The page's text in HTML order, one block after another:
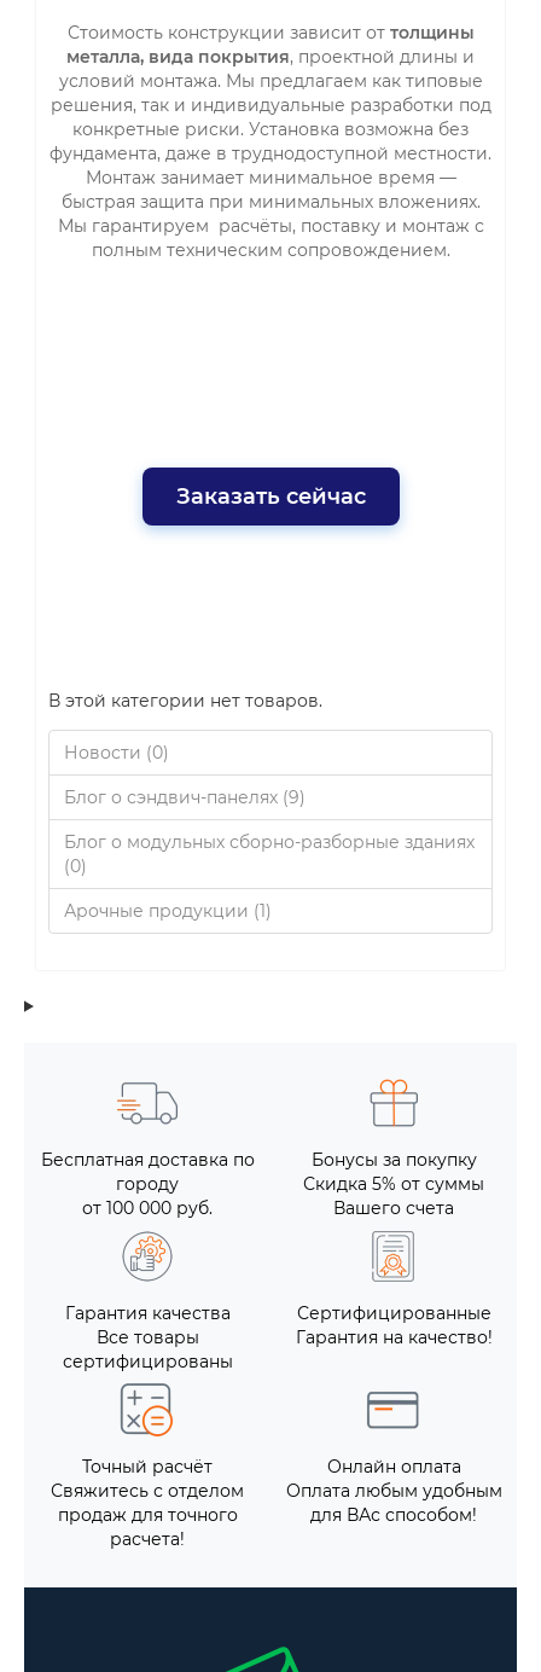
Стоимость конструкции зависит от толщины
металла, вида покрытия, проектной длины и
условий монтажа. Мы предлагаем как типовые
решения, так и индивидуальные разработки под
конкретные риски. Установка возможна без
фундамента, даже в труднодоступной местности.
Монтаж занимает минимальное время —
быстрая защита при минимальных вложениях.
Мы гарантируем расчёты, поставку и монтаж с
полным техническим сопровождением.
Заказать сейчас
В этой категории нет товаров.
Новости (0)
Блог о сэндвич-панелях (9)
Блог о модульных сборно-разборные зданиях
(0)
Арочные продукции (1)
Бесплатная доставка по
городу
от 100 000 руб.
Бонусы за покупку
Скидка 5% от суммы
Вашего счета
Гарантия качества
Все товары
сертифицированы
Сертифицированные
Гарантия на качество!
Точный расчёт
Свяжитесь с отделом
продаж для точного
расчета!
Онлайн оплата
Оплата любым удобным
для ВАс способом!